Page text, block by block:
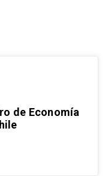
de Economía